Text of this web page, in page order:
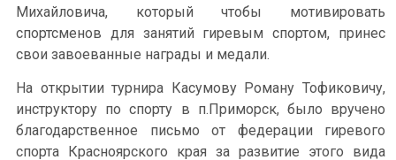
Михайловича, который чтобы мотивировать
спортсменов для занятий гиревым спортом, принес
свои завоеванные награды и медали.
На открытии турнира Касумову Роману Тофиковичу,
инструктору по спорту в п.Приморск, было вручено
благодарственное письмо от федерации гиревого
спорта Красноярского края за развитие этого вида